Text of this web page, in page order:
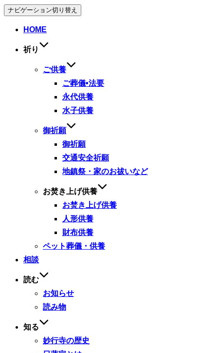
ナビゲーション切り替え
HOME
祈り
ご供養
ご葬儀•法要
永代供養
水子供養
御祈願
御祈願
交通安全祈願
地鎮祭・家のお祓いなど
お焚き上げ供養
お焚き上げ供養
人形供養
財布供養
ペット葬儀・供養
相談
読む
お知らせ
読み物
知る
妙行寺の歴史